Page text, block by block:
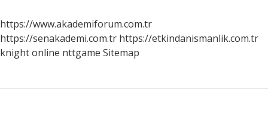
https://www.akademiforum.com.tr
https://senakademi.com.tr https://etkindanismanlik.com.tr
knight online nttgame Sitemap